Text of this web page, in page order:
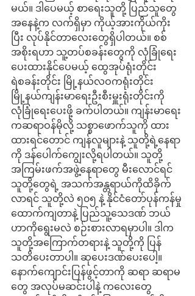
မယ်။ ဒါပေမယ့် စာရေးသူတို့ ပြည်သူတွေ
အနေနဲ့က လက်ရှိမှာ ကိုယ့်အားကိုယ်ကိုး
ပြီး လုပ်နိုင်တာလေးတွေရှိပါတယ်။ စစ်
အစိုးရဟာ သူ့တပ်စခန်းတွေကို လုံခြုံရေး
ပေးထားနိုင်ပေမယ့် ထွေအုပ်ရုံးတိုင်း
ရဲစခန်းတိုင်း မြို့နယ်လဝကရုံးတိုင်း
မြို့နယ်ကျန်းမာရေးဦးစီးမှူးရုံးတိုင်းကို
လုံခြုံရေးပေးဖို့ ခက်ပါတယ်။ ကျန်းမာရေး
ကဆရာဝန်မိုလို့ သစ္စာဖောက်သူကို ထား
ထားရင်တောင် ကျန်လူများနဲ့ သူတို့ရဲ့နေရာ
ကို ဒန်ပေါက်ကျွေးလို့ရပါတယ်။ သူတို့
အကြမ်းဖက်အဖွဲ့နေရာတွေ မီးလောင်ရင်
သူတို့တွေရဲ့ အသက်အန္တရာယ်ကိုထိခိုက်
လာရင် သူတို့လဲ ၅၀၅ နဲ့ နိုင်ငံတော်ပုန်ကန်မှု
ထောက်ကျတာနဲ့ ပြည်သူ့သေဒဏ် ဘယ်
ဟာကိုရွေးမလဲ စဉ်းစားလာရမှာပါ။ ဒါက
သူတို့အကြောက်တရားနဲ့ သူတို့ကို ပြန်
သတိပေးတာပါ။ ဆုပေးဒဏ်ပေးပေါ့။
နောက်ကျောင်းပြန်ဖွင့်တာကို ဆရာ ဆရာမ
တွေ အလုပ်မဆင်းပါနဲ့ ကလေးတွေ